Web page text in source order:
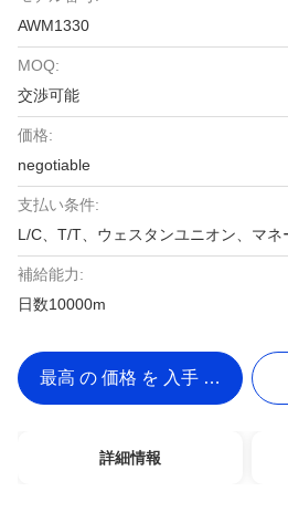
AWM1330
MOQ:
交渉可能
価格:
negotiable
支払い条件:
L/C、T/T、ウェスタンユニオン、マネ
補給能力:
日数10000m
最高 の 価格 を 入手 する
詳細情報